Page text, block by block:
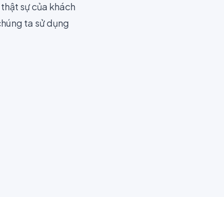
sự của khách
ta sử dụng